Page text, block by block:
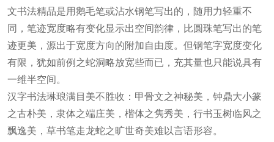
文书法精品是用鹅毛笔或沾水钢笔写出的，随用力轻重不
同，笔迹宽度略有变化显示出空间韵律，比圆珠笔写出的笔
迹更美，源出于宽度方向的附加自由度。但钢笔字宽度变化
有限，犹如前例之蛇洞略放宽些而已，充其量也只能说具有
一维半空间。
汉字书法琳琅满目美不胜收：甲骨文之神秘美，钟鼎大小篆
之古朴美，隶体之端庄美，楷体之隽秀美，行书玉树临风之
飘逸美，草书笔走龙蛇之旷世奇美难以言语形容。